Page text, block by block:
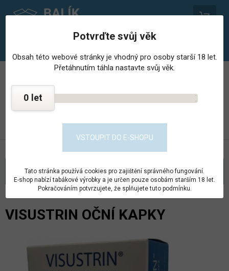
PROVOZOVNA STŘEDISKA HOSPODÁŘSKÉ ČINNNOSTI
KONTAKT
KATEGORIE
VISUSTRIN OČNÍ KAPKY
Potvrďte svůj věk
Obsah této webové stránky je vhodný pro osoby starší 18 let.
Přetáhnutím táhla nastavte svůj věk.
0
VSTOUPIT DO E-SHOPU
Tato stránka používá cookies pro zajištění správného fungování.
E-shop nabízí tabákové výrobky a je určen pouze osobám starším 18 let.
Pokračováním potvrzujete, že splňujete tuto podmínku.